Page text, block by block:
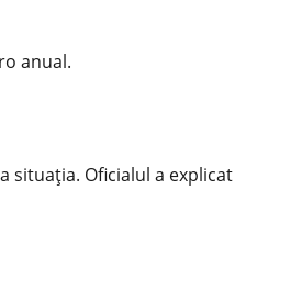
anual.
situația. Oficialul a explicat